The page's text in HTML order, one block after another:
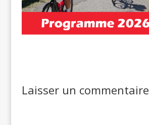
Laisser un commentaire